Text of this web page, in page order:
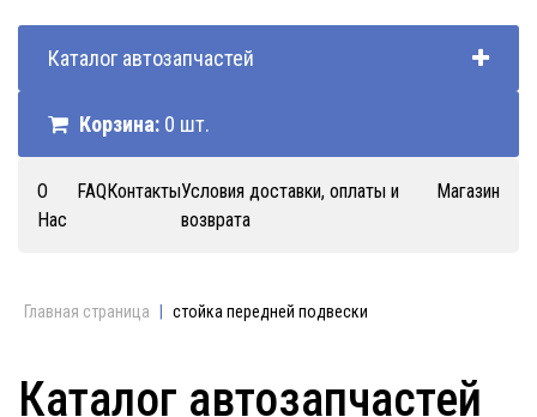
Каталог автозапчастей
Корзина: 0 шт.
О
Нас
FAQКонтактыУсловия доставки, оплаты и
возврата
Магазин
Главная страница стойка передней подвески
Каталог автозапчастей